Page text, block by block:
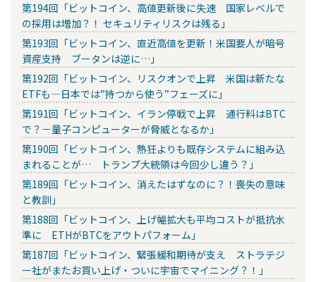
第194回「ビットコイン、高値更新後に失速 国家レベルで
の採用は増加？！ セキュリティリスクは残る」
第193回「ビットコイン、直近高値を更新！米国要人が暗号
資産支持 ブータンは逆に…」
第192回「ビットコイン、リスクオンで上昇 米国は新たな
ETFも―日本では”持つから使う”フェーズに」
第191回「ビットコイン、イラン停戦で上昇 通行料はBTC
で？－量子コンピューターが脅威となるか」
第190回「ビットコイン、熱狂よりも既存システムに組み込
まれることが… トランプ大統領は今回少し違う？」
第189回「ビットコイン、消えたはずなのに？！喪失の意味
と教訓」
第188回「ビットコイン、上げ幅拡大も平均コストが抵抗水
準に ETHがBTCをアウトパフォーム」
第187回「ビットコイン、緊張緩和期待が支え ストラテジ
ー社がまたお買い上げ・ついに宇宙でマイニング？！」